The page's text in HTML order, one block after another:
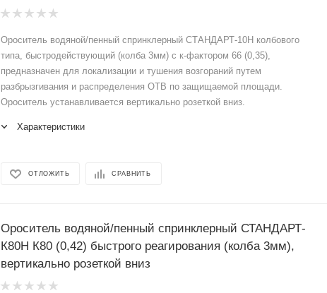
Ороситель водяной/пенный спринклерный СТАНДАРТ-10Н колбового
типа, быстродействующий (колба 3мм) с к-фактором 66 (0,35),
предназначен для локализации и тушения возгораний путем
разбрызгивания и распределения ОТВ по защищаемой площади.
Ороситель устанавливается вертикально розеткой вниз.
Характеристики
ОТЛОЖИТЬ СРАВНИТЬ
Ороситель водяной/пенный спринклерный СТАНДАРТ-
К80Н К80 (0,42) быстрого реагирования (колба 3мм),
вертикально розеткой вниз